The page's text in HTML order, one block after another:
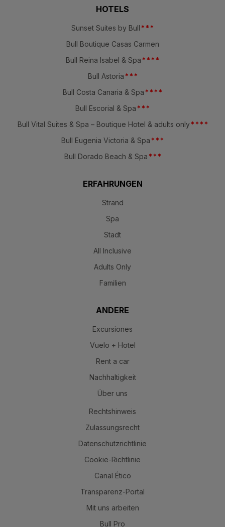
HOTELS
Sunset Suites by Bull * * *
Bull Boutique Casas Carmen
Bull Reina Isabel & Spa * * * *
Bull Astoria * * *
Bull Costa Canaria & Spa * * * *
Bull Escorial & Spa * * *
Bull Vital Suites & Spa – Boutique Hotel & adults only * * * *
Bull Eugenia Victoria & Spa * * *
Bull Dorado Beach & Spa * * *
ERFAHRUNGEN
Strand
Spa
Stadt
All Inclusive
Adults Only
Familien
ANDERE
Excursiones
Vuelo + Hotel
Rent a car
Nachhaltigkeit
Über uns
Rechtshinweis
Zulassungsrecht
Datenschutzrichtlinie
Cookie-Richtlinie
Canal Ético
Transparenz-Portal
Mit uns arbeiten
Bull Pro